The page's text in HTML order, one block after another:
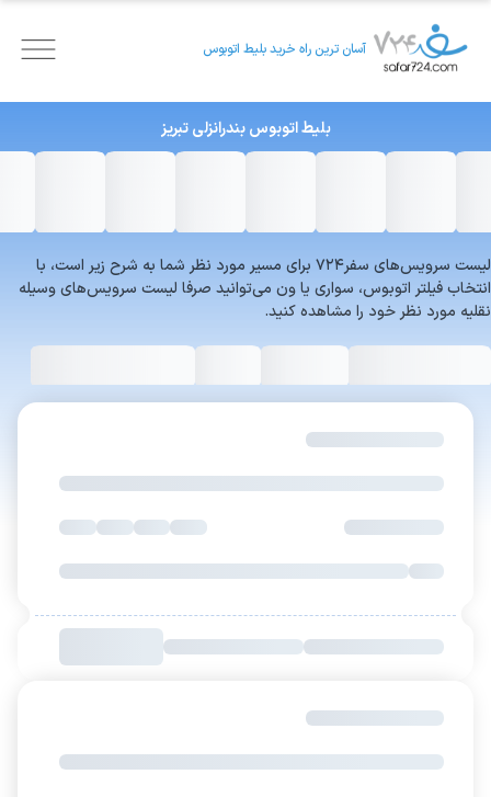
آسان ترین راه خرید بلیط اتوبوس
بلیط اتوبوس بندرانزلی تبریز
لیست سرویس‌های سفر۷۲۴ برای مسیر مورد نظر شما به شرح زیر است، با
انتخاب فیلتر اتوبوس، سواری یا ون می‌توانید صرفا لیست سرویس‌های وسیله
نقلیه مورد نظر خود را مشاهده کنید.